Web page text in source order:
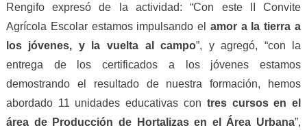
Rengifo expresó de la actividad: “Con este II Convite
Agrícola Escolar estamos impulsando el amor a la tierra a
los jóvenes, y la vuelta al campo”, y agregó, “con la
entrega de los certificados a los jóvenes estamos
demostrando el resultado de nuestra formación, hemos
abordado 11 unidades educativas con tres cursosen el
área deProducción de Hortalizasen el Área Urbana”,